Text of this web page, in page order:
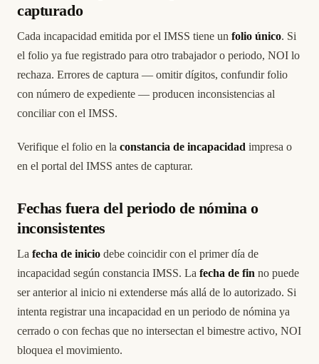
capturado
Cada incapacidad emitida por el IMSS tiene un folio único. Si
el folio ya fue registrado para otro trabajador o periodo, NOI lo
rechaza. Errores de captura — omitir dígitos, confundir folio
con número de expediente — producen inconsistencias al
conciliar con el IMSS.
Verifique el folio en la constancia de incapacidad impresa o
en el portal del IMSS antes de capturar.
Fechas fuera del periodo de nómina o
inconsistentes
La fecha de inicio debe coincidir con el primer día de
incapacidad según constancia IMSS. La fecha de fin no puede
ser anterior al inicio ni extenderse más allá de lo autorizado. Si
intenta registrar una incapacidad en un periodo de nómina ya
cerrado o con fechas que no intersectan el bimestre activo, NOI
bloquea el movimiento.